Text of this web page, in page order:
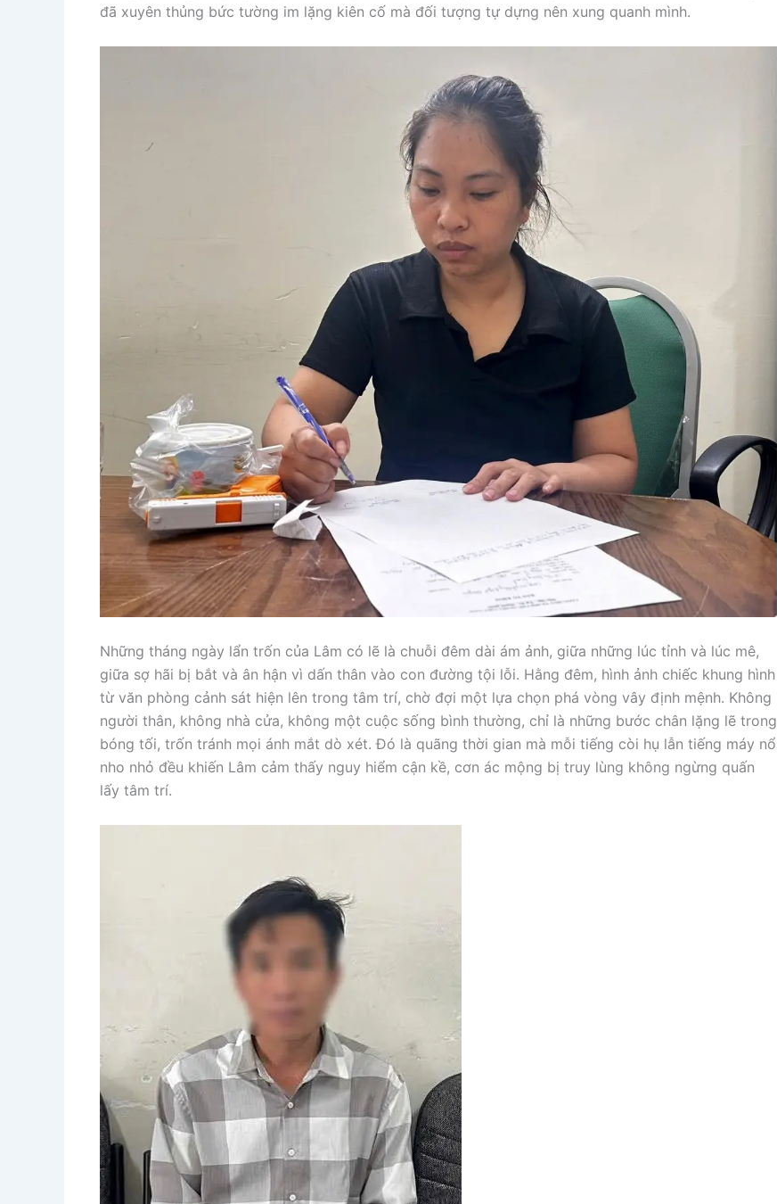
đã xuyên thủng bức tường im lặng kiên cố mà đối tượng tự dựng nên xung quanh mình.
Những tháng ngày lẩn trốn của Lâm có lẽ là chuỗi đêm dài ám ảnh, giữa những lúc tỉnh và lúc mê,
giữa sợ hãi bị bắt và ân hận vì dấn thân vào con đường tội lỗi. Hằng đêm, hình ảnh chiếc khung hình
từ văn phòng cảnh sát hiện lên trong tâm trí, chờ đợi một lựa chọn phá vòng vây định mệnh. Không
người thân, không nhà cửa, không một cuộc sống bình thường, chỉ là những bước chân lặng lẽ trong
bóng tối, trốn tránh mọi ánh mắt dò xét. Đó là quãng thời gian mà mỗi tiếng còi hụ lẫn tiếng máy nổ
nho nhỏ đều khiến Lâm cảm thấy nguy hiểm cận kề, cơn ác mộng bị truy lùng không ngừng quấn
lấy tâm trí.